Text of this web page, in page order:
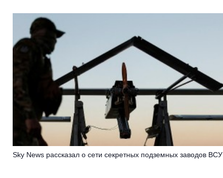
Sky News рассказал о сети секретных подземных заводов ВСУ